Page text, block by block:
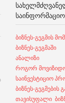
ბიზნეს-გეგმის
ბიზნეს-
ანალიზი
როგორ
საინვესტიციო
ბიზნეს-გეგმების
თავისუფალი